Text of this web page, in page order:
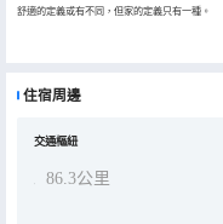
舒適的定義或有不同，但家的定義只有一種。
住宿周邊
交通樞紐
86.3公里